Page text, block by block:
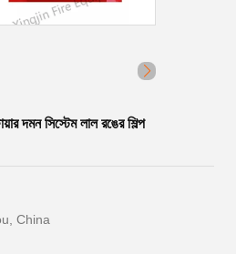
সিস্টেম লাল রঙের শিল্প
China